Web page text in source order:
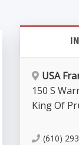
USA
150 S
King Of
(610)